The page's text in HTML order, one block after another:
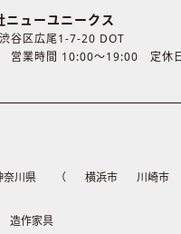
ューユニークス
谷区広尾1-7-20 DOT
営業時間 10:00〜19:00 定休
奈川県 （ 横浜市 川崎市
造作家具